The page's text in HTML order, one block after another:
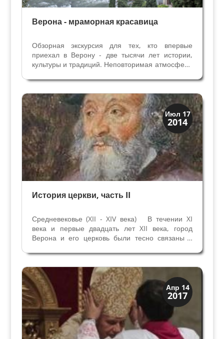
Верона - мраморная красавица
Обзорная экскурсия для тех, кто впервые
приехал в Верону - две тысячи лет истории,
культуры и традиций. Неповторимая атмосфера
соборов и многочисленных памятников римской
эпохи пронизывает всех в городе влюбленных.
Вас ждут...
Июл 17
2014
Верона
Средневековая
История церкви, часть II
Средневековье (XII - XIV века) В течении XI
века и первые двадцать лет XII века, город
Верона и его церковь были тесно связаны с
Германии. Они влияли на назначение
Епископов города, поэтому с огромными
трудностями...
Апр 14
2017
Верона
Средневековая